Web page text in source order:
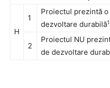
H
1
Proiectul prezintă
dezvoltare durabilă1
2
Proiectul NU
de dezvoltare